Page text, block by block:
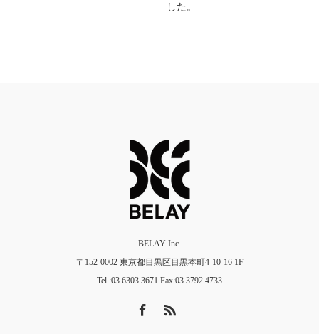
した。
BELAY Inc.
〒152-0002 東京都目黒区目黒本町4-10-16 1F
Tel :03.6303.3671 Fax:03.3792.4733